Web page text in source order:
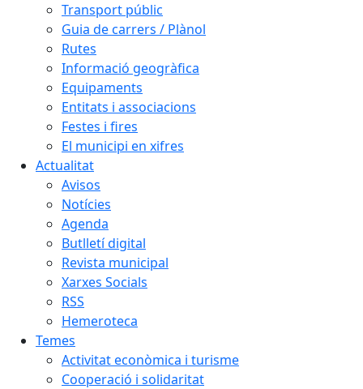
Transport públic
Guia de carrers / Plànol
Rutes
Informació geogràfica
Equipaments
Entitats i associacions
Festes i fires
El municipi en xifres
Actualitat
Avisos
Notícies
Agenda
Butlletí digital
Revista municipal
Xarxes Socials
RSS
Hemeroteca
Temes
Activitat econòmica i turisme
Cooperació i solidaritat